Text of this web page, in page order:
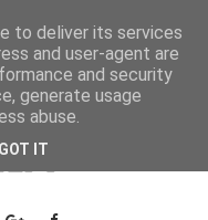
to deliver its services
and user-agent are
and security
generate usage
abuse.
GOT IT